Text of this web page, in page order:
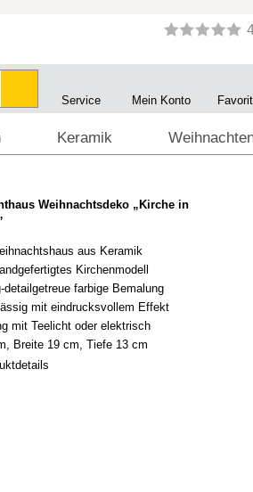
Service Mein Konto
Keramik
Weihnachtsdeko „Kirche in
aus Keramik
Kirchenmodell
detailgetreue farbige Bemalung
mit eindrucksvollem Effekt
mit Teelicht oder elektrisch
Breite 19 cm, Tiefe 13 cm